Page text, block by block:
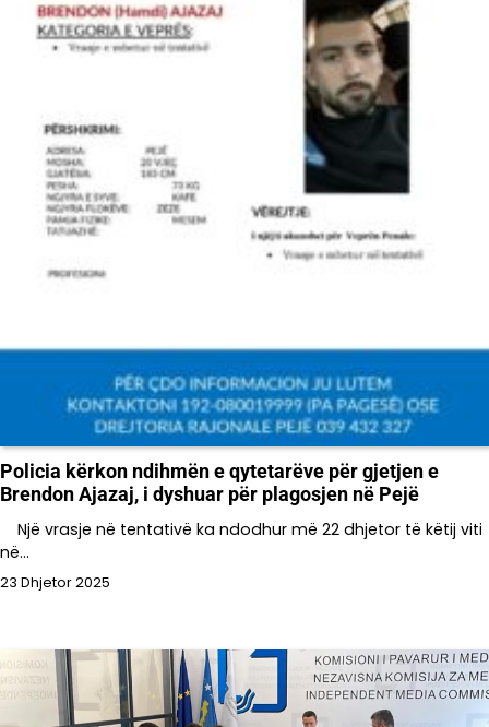
Policia kërkon ndihmën e qytetarëve për gjetjen e
Brendon Ajazaj, i dyshuar për plagosjen në Pejë
Një vrasje në tentativë ka ndodhur më 22 dhjetor të këtij viti
në…
23 Dhjetor 2025